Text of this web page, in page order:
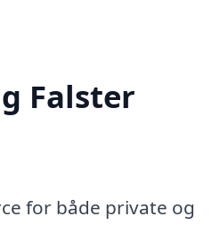
Falster
for både private og